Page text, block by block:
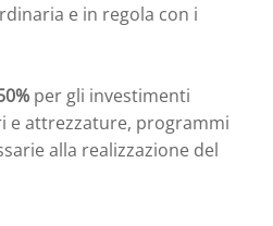
e in regola con i
per gli investimenti
e attrezzature, programmi
alla realizzazione del